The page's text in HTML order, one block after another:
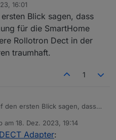
dem Start?
des Users angezeigt sein
stehen, wieviele Geräte
das es fertig ist.
Seite mal die
My Devices" zu drücken.
aufgehen und Text drin stehen
deinem Rollo usw.)
des Gerätes in der FB.
16:01
Blick sagen, dass
für die SmartHome
Rollotron Dect in der
traumhaft.
1
den ersten Blick sagen, dass
Rollotron Dect in der
traumhaft.
am 18. Dez. 2023, 19:14
von
Adapter: